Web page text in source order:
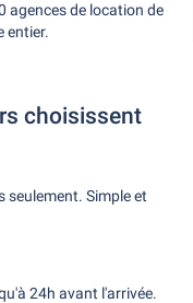
agences de location de
entier.
choisissent
seulement. Simple et
24h avant l'arrivée.